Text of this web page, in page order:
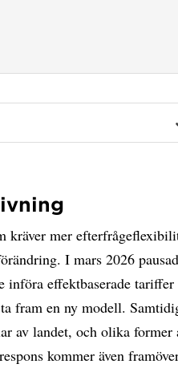
kräver mer
I mars 2026
införa effektbaserade tariffer
fram en ny modell.
av landet, och olika former
kommer även